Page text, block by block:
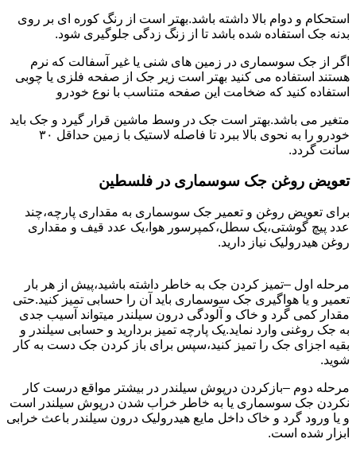
استحکام و دوام بالا داشته باشد.بهتر است از رنگ کوره ای بر روی
بدنه جک استفاده شده باشد تا از زنگ زدگی جلوگیری شود.
اگر از جک سوسماری در زمین های شنی یا غیر آسفالت که نرم
هستند استفاده می کنید بهتر است زیر جک از صفحه فلزی یا چوبی
استفاده کنید که ضخامت این صفحه متناسب با نوع خودرو
متغیر می باشد.بهتر است جک در وسط ماشین قرار گیرد و جک باید
خودرو را به نحوی بالا ببرد تا فاصله لاستیک با زمین حداقل ۳۰
سانت گردد.
تعویض روغن جک سوسماری در فلسطین
برای تعویض روغن و تعمیر جک سوسماری به مقداری پارچه،چند
عدد پیچ گوشتی،یک سطل،کمپرسور هوا،یک عدد قیف و مقداری
روغن هیدرولیک نیاز دارید.
مرحله اول –تمیز کردن جک به خاطر داشته باشید،پیش از هر بار
تعمیر و یا هواگیری جک سوسماری باید آن را حسابی تمیز کنید.حتی
مقدار کمی گرد و خاک و آلودگی درون سیلندر میتواند آسیب جدی
به جک روغنی وارد نماید.یک پارچه تمیز بردارید و حسابی سیلندر و
بقیه اجزای جک را تمیز کنید،سپس برای باز کردن جک دست به کار
شوید.
مرحله دوم –بازکردن درپوش سیلندر در بیشتر مواقع درست کار
نکردن جک سوسماری یا به خاطر خراب شدن درپوش سیلندر است
و یا ورود گرد و خاک داخل مایع هیدرولیک درون سیلندر باعث خرابی
ابزار شده است.